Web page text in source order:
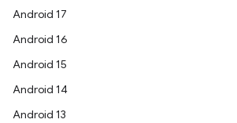
Android 17
Android 16
Android 15
Android 14
Android 13